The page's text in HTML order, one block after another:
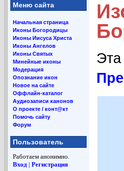
Меню сайта
Начальная страница
Иконы Богородицы
Иконы Иисуса Христа
Иконы Ангелов
Иконы Святых
Минейные иконы
Модерация
Опознание икон
Новое на сайте
Оффлайн-каталог
Аудиозаписи канонов
О проекте / конт@кт
Помочь сайту
Форум
Пользователь
Работаем анонимно.
Вход | Регистрация
Эта